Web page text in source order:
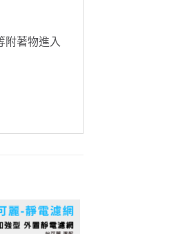
著物進入